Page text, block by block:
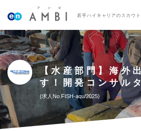
若手ハイキャリアのスカウ
【水産部門】海外
す！開発コンサル
求人No.FISH-aqu/2025